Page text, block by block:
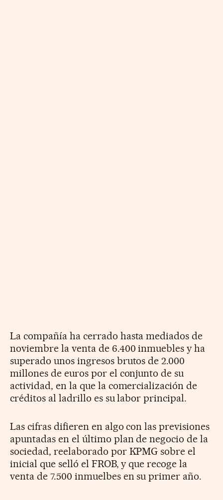
La compañía ha cerrado hasta mediados de
noviembre la venta de 6.400 inmuebles y ha
superado unos ingresos brutos de 2.000
millones de euros por el conjunto de su
actividad, en la que la comercialización de
créditos al ladrillo es su labor principal.
Las cifras difieren en algo con las previsiones
apuntadas en el último plan de negocio de la
sociedad, reelaborado por KPMG sobre el
inicial que selló el FROB, y que recoge la
venta de 7.500 inmuelbes en su primer año.